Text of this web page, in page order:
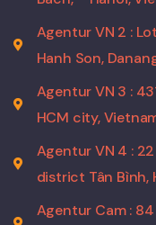
Agentur VN 2 :
Hanh Son,
Agentur VN 3 :
HCM city,
Agentur VN 4 :
district Tân Bình,
Agentur Cam : 84